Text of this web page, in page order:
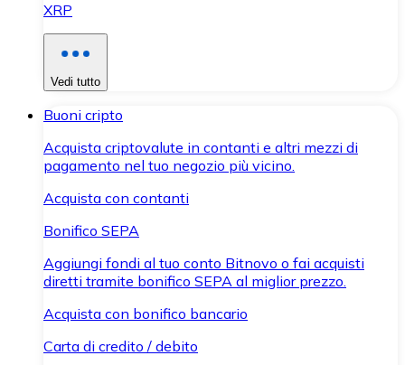
XRP
Vedi tutto
Buoni cripto
Acquista criptovalute in contanti e altri mezzi di
pagamento nel tuo negozio più vicino.
Acquista con contanti
Bonifico SEPA
Aggiungi fondi al tuo conto Bitnovo o fai acquisti
diretti tramite bonifico SEPA al miglior prezzo.
Acquista con bonifico bancario
Carta di credito / debito